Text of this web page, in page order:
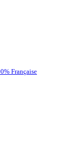
Française